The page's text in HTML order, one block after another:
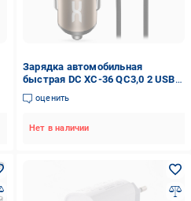
Зарядка автомобильная
быстрая DC XC-36 QC3,0 2 USB
кабель Lightning 36W Gold
(34737)
оценить
Нет в наличии